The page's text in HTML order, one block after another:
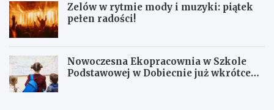
Zelów w rytmie mody i muzyki: piątek
pełen radości!
Nowoczesna Ekopracownia w Szkole
Podstawowej w Dobiecnie już wkrótce
S
U